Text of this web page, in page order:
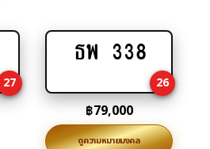
27
Add
cart
ธพ 338
26
฿79,000
ดูความหมายมงคล